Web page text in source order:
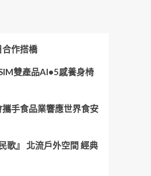
作搭橋
雙產品AI•5感養身椅
手食品業響應世界食安
歌』 北流戶外空間 經典